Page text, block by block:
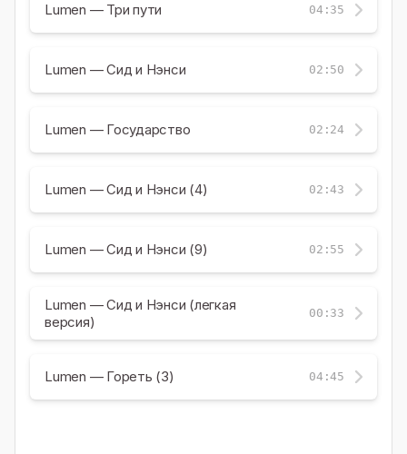
Lumen — Три пути 04:35
Lumen — Сид и Нэнси 02:50
Lumen — Государство 02:24
Lumen — Сид и Нэнси (4) 02:43
Lumen — Сид и Нэнси (9) 02:55
Lumen — Сид и Нэнси (легкая
версия)
00:33
Lumen — Гореть (3) 04:45